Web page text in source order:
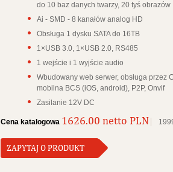
do 10 baz danych twarzy, 20 tyś obrazów
Ai - SMD - 8 kanałów analog HD
Obsługa 1 dysku SATA do 16TB
1×USB 3.0, 1×USB 2.0, RS485
1 wejście i 1 wyjście audio
Wbudowany web serwer, obsługa przez
mobilna BCS (iOS, android), P2P, Onvif
Zasilanie 12V DC
Cena katalogowa 1626.00 netto PLN
ZAPYTAJ O PRODUKT